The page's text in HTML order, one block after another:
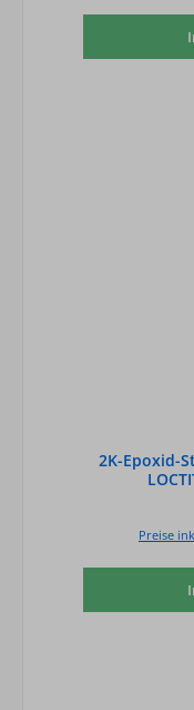
2K-Epoxid-
Preise